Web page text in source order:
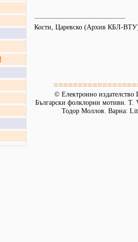
Кости, Царевско (Архив КБЛ-
© Електронно издателство
Български фолклорни мотиви.
Тодор Моллов. Варна: